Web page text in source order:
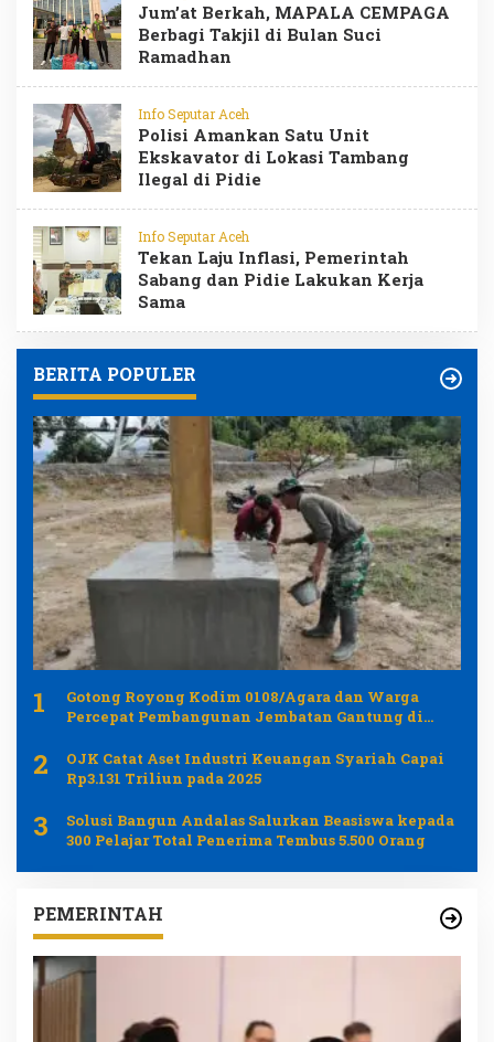
Jum’at Berkah, MAPALA CEMPAGA
Berbagi Takjil di Bulan Suci
Ramadhan
Info Seputar Aceh
Polisi Amankan Satu Unit
Ekskavator di Lokasi Tambang
Ilegal di Pidie
Info Seputar Aceh
Tekan Laju Inflasi, Pemerintah
Sabang dan Pidie Lakukan Kerja
Sama
BERITA POPULER
1
Gotong Royong Kodim 0108/Agara dan Warga
Percepat Pembangunan Jembatan Gantung di
2
OJK Catat Aset Industri Keuangan Syariah Capai
Rp3.131 Triliun pada 2025
3
Solusi Bangun Andalas Salurkan Beasiswa kepada
300 Pelajar Total Penerima Tembus 5.500 Orang
PEMERINTAH